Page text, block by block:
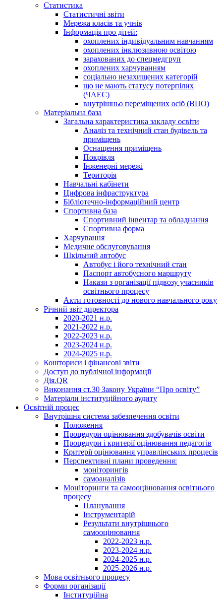
Статистика
Статистичні звіти
Мережа класів та учнів
Інформація про дітей:
охоплених індивідуальним навчанням
охоплених інклюзивною освітою
зарахованих до спецмедгруп
охоплених харчуванням
соціально незахищених категорій
що не мають статусу потерпілих
(ЧАЕС)
внутрішньо переміщених осіб (ВПО)
Матеріальна база
Загальна характеристика закладу освіти
Аналіз та технічний стан будівель та
приміщень
Оснащення приміщень
Покрівля
Інженерні мережі
Територія
Навчальні кабінети
Цифрова інфраструктура
Бібліотечно-інформаційний центр
Спортивна база
Спортивний інвентар та обладнання
Спортивна форма
Харчування
Медичне обслуговування
Шкільний автобус
Автобус і його технічний стан
Паспорт автобусного маршруту
Накази з організації підвозу учасників
освітнього процесу
Акти готовності до нового навчального року
Річний звіт директора
2020-2021 н.р.
2021-2022 н.р.
2022-2023 н.р.
2023-2024 н.р.
2024-2025 н.р.
Кошториси і фінансові звіти
Доступ до публічної інформації
Дія.QR
Виконання ст.30 Закону України “Про освіту”
Матеріали інституційного аудиту
Освітній процес
Внутрішня система забезпечення освіти
Положення
Процедури оцінювання здобувачів освіти
Процедури і критерії оцінювання педагогів
Критерії оцінювання управлінських процесів
Перспективні плани проведення:
моніторингів
самоаналізів
Моніторинги та самооцінювання освітнього
процесу
Планування
Інструментарій
Результати внутрішнього
самооцінювання
2022-2023 н.р.
2023-2024 н.р.
2024-2025 н.р.
2025-2026 н.р.
Мова освітнього процесу
Форми організації
Інституційна